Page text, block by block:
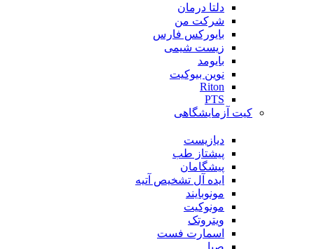
دلتا درمان
شرکت من
بایورکس فارس
زیست شیمی
بایومد
نوین بیوکیت
Riton
PTS
کیت آزمایشگاهی
دیازیست
پیشتاز طب
پیشگامان
ایده آل تشخیص آتیه
مونوبایند
مونوکیت
ویتروتک
اسمارت فست
صبا